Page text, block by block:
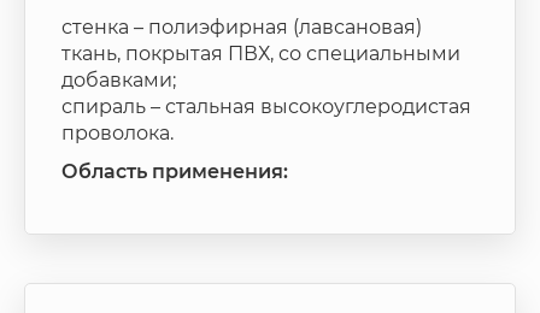
стенка – полиэфирная (лавсановая)
ткань, покрытая ПВХ, со специальными
добавками;
спираль – стальная высокоуглеродистая
проволока.
Область применения: